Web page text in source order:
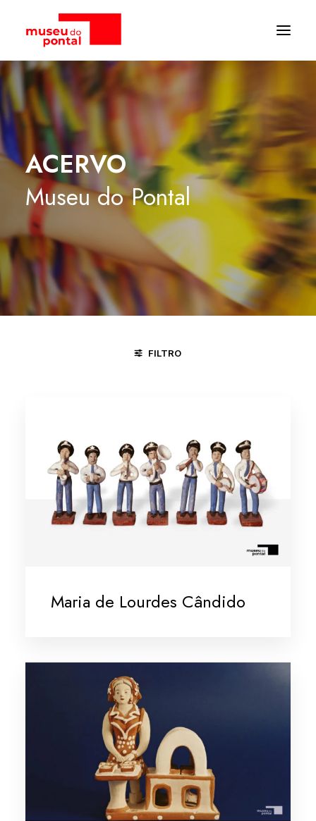
ACERVO
Museu do Pontal
FILTRO
Maria de Lourdes Cândido